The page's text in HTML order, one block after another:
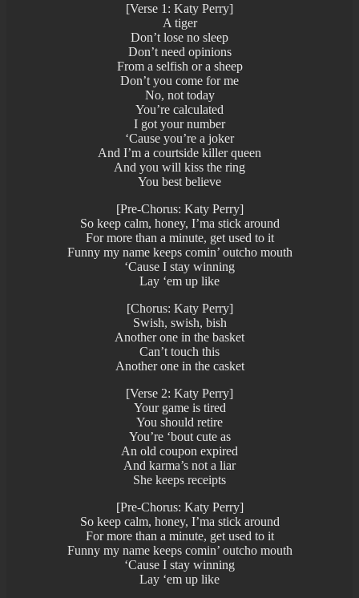
[Verse 1: Katy Perry]
A tiger
Don’t lose no sleep
Don’t need opinions
From a selfish or a sheep
Don’t you come for me
No, not today
You’re calculated
I got your number
‘Cause you’re a joker
And I’m a courtside killer queen
And you will kiss the ring
You best believe
[Pre-Chorus: Katy Perry]
So keep calm, honey, I’ma stick around
For more than a minute, get used to it
Funny my name keeps comin’ outcho mouth
‘Cause I stay winning
Lay ‘em up like
[Chorus: Katy Perry]
Swish, swish, bish
Another one in the basket
Can’t touch this
Another one in the casket
[Verse 2: Katy Perry]
Your game is tired
You should retire
You’re ‘bout cute as
An old coupon expired
And karma’s not a liar
She keeps receipts
[Pre-Chorus: Katy Perry]
So keep calm, honey, I’ma stick around
For more than a minute, get used to it
Funny my name keeps comin’ outcho mouth
‘Cause I stay winning
Lay ‘em up like